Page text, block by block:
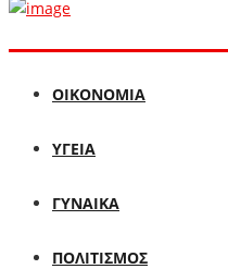
ΟΙΚΟΝΟΜΙΑ
ΥΓΕΙΑ
ΓΥΝΑΙΚΑ
ΠΟΛΙΤΙΣΜΟΣ